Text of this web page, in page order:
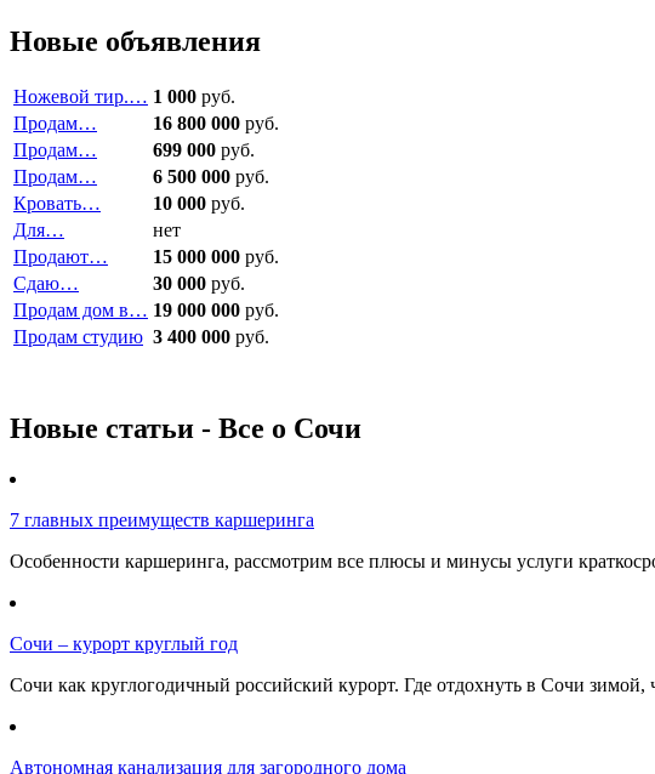
Новые объявления
Ножевой тир.… 1 000 руб.
Продам…
16 800 000 руб.
Продам…
699 000 руб.
Продам…
6 500 000 руб.
Кровать…
10 000 руб.
Для…
нет
Продают…
15 000 000 руб.
Сдаю…
30 000 руб.
Продам дом в… 19 000 000 руб.
Продам студию 3 400 000 руб.
Новые статьи - Все о Сочи
7 главных преимуществ каршеринга
Особенности каршеринга, рассмотрим все плюсы и минусы услуги
Сочи – курорт круглый год
Сочи как круглогодичный российский курорт. Где отдохнуть в Сочи зимой,
Автономная канализация для загородного дома